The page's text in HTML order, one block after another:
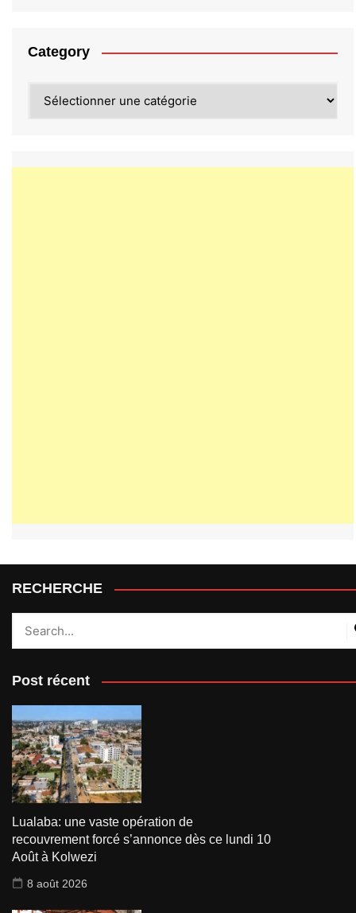
Category
RECHERCHE
Post récent
Lualaba: une vaste opération de
recouvrement forcé s’annonce dès ce lundi 10
Août à Kolwezi
8 août 2026